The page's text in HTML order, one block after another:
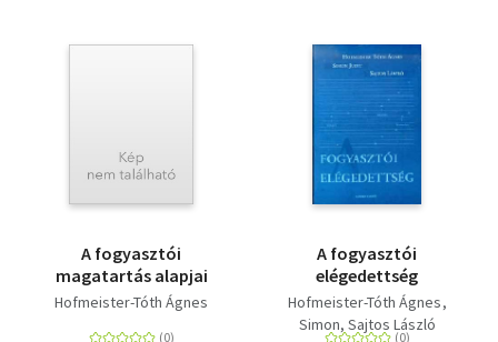
A fogyasztói
magatartás alapjai
Hofmeister-Tóth Ágnes
A fogyasztói
elégedettség
Hofmeister-Tóth Ágnes
Simon Sajtos László